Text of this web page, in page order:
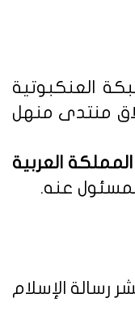
العنكبوتية
منتدى منهل
للنشر الإلكتروني 1438هـ في المملكة العربية
عنه.
رسالة الإسلام